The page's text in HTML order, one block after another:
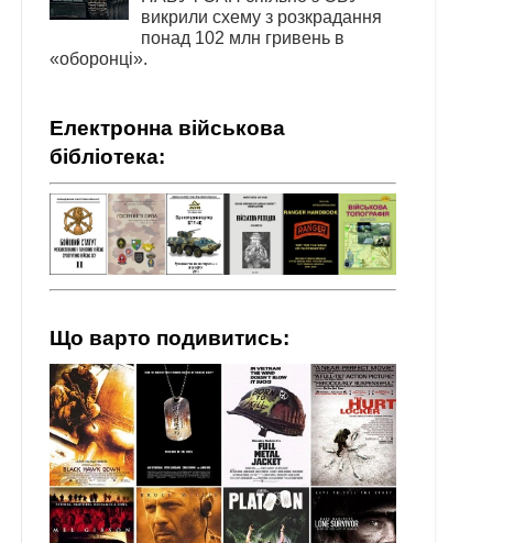
викрили схему з розкрадання
понад 102 млн гривень в
«оборонці».
Електронна військова
бібліотека:
Що варто подивитись: